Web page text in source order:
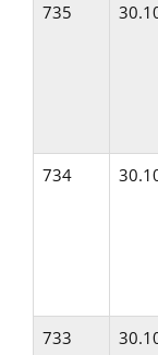
735
734
733